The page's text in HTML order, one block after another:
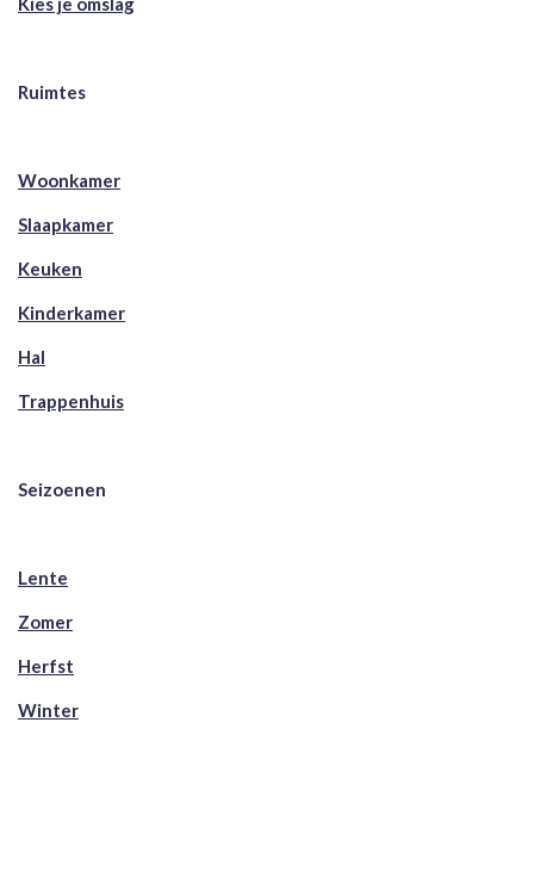
Ruimtes
Woonkamer
Slaapkamer
Keuken
Kinderkamer
Hal
Trappenhuis
Seizoenen
Lente
Zomer
Herfst
Winter